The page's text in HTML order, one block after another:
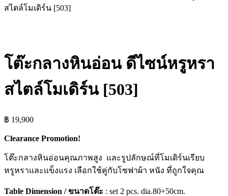
สไตล์โมเดิร์น [503]
โต๊ะกลางหินอ่อน ดีไซน์หรูหรา
สไตล์โมเดิร์น [503]
฿ 19,900
Clearance Promotion!
โต๊ะกลางหินอ่อนคุณภาพสูง และรูปลักษณ์ที่โมเดิร์นเรียบ
หรูหราและแข็งแรง เลือกใช้คู่กับโซฟาผ้า หนัง ที่ถูกใจคุณ
Table Dimension / ขนาดโต๊ะ : set 2 pcs. dia.80+50cm.